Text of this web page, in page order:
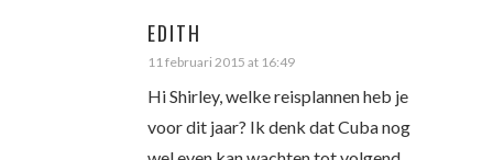
EDITH
11 februari 2015 at 16:49
Hi Shirley, welke reisplannen heb je
voor dit jaar? Ik denk dat Cuba nog